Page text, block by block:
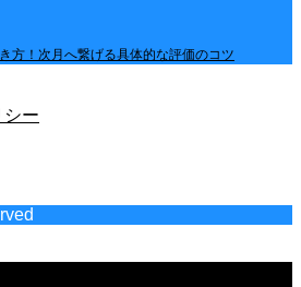
方！次月へ繋げる具体的な評価のコツ
シー